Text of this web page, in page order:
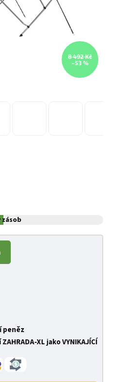
8 492 Kč
–53 %
zásob
peněz
XL jako VYNIKAJÍCÍ